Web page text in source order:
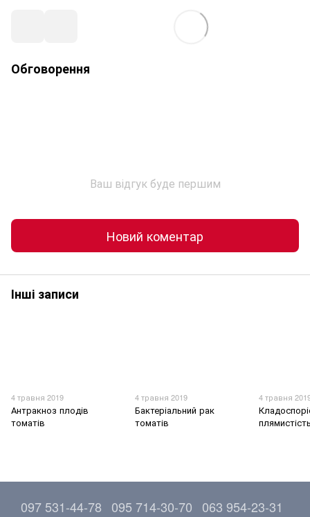
Обговорення
Ваш відгук буде першим
Новий коментар
Інші записи
4 травня 2019
Антракноз плодів
томатів
4 травня 2019
Бактеріальний рак
томатів
4 травня
097 531-44-78 095 714-30-70 063 954-23-31